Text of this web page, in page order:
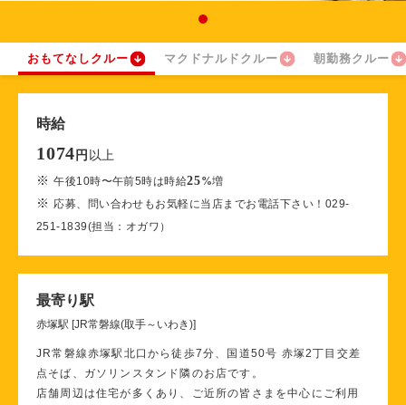
おもてなしクルー マクドナルドクルー 朝勤務クルー
時給
1074 円 以上
※午後10時〜午前5時は時給25%増
※ 応募、問い合わせもお気軽に当店までお電話下さい！029-
251-1839(担当：オガワ）
最寄り駅
赤塚駅 [JR常磐線(取手～いわき)]
JR常磐線赤塚駅北口から徒歩7分、国道50号 赤塚2丁目交差
点そば、ガソリンスタンド隣のお店です。
店舗周辺は住宅が多くあり、ご近所の皆さまを中心にご利用